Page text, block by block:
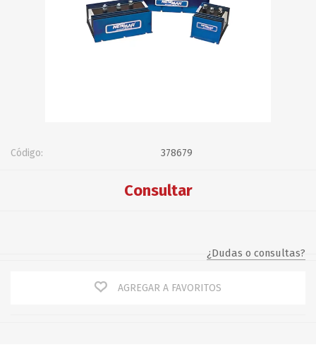
Código: 378679
Consultar
¿Dudas o consultas?
AGREGAR A FAVORITOS